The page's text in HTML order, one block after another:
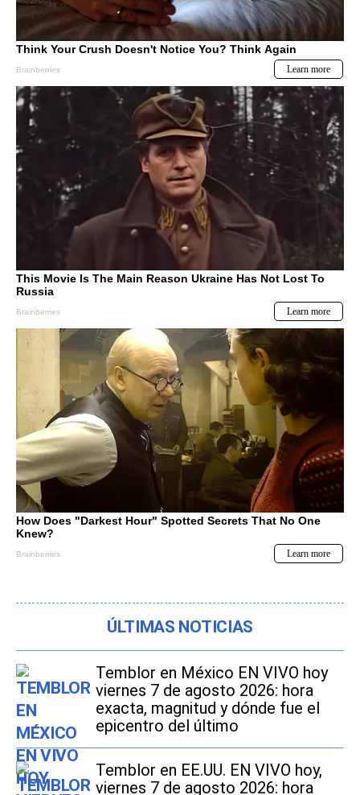
ÚLTIMAS NOTICIAS
Temblor en México EN VIVO hoy
viernes 7 de agosto 2026: hora
exacta, magnitud y dónde fue el
epicentro del último
Temblor en EE.UU. EN VIVO hoy,
viernes 7 de agosto 2026: hora